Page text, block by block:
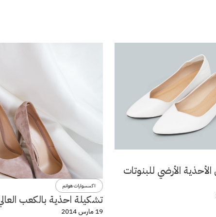
الأرضي للبنوتات
اكسسوارات هوانم
تشكيلة احذية بالكعب
19 مارس 2014